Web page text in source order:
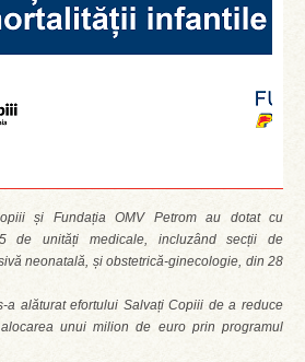
și Fundația OMV Petrom au dotat cu
de unități medicale, incluzând secții de
neonatală, și obstetrică-ginecologie, din 28
a alăturat efortului Salvați Copiii de a reduce
unui milion de euro prin programul